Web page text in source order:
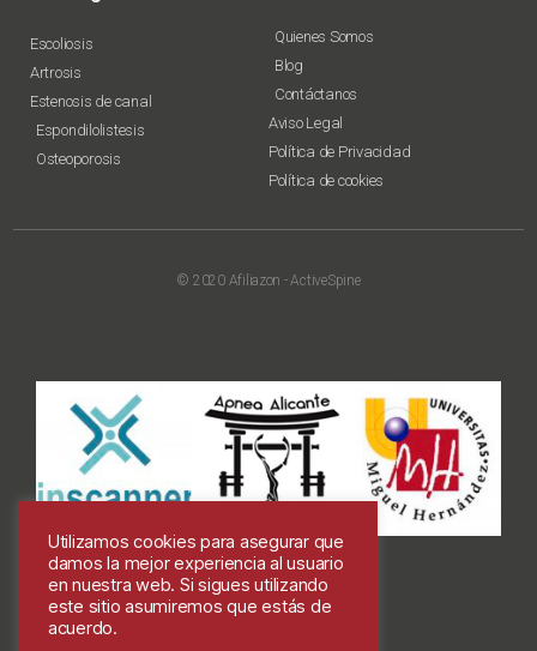
Escoliosis
Artrosis
Estenosis de canal
Espondilolistesis
Osteoporosis
Quienes Somos
Blog
Contáctanos
Aviso Legal
Política de Privacidad
Política de cookies
© 2020 Afiliazon - ActiveSpine
Utilizamos cookies para asegurar que
damos la mejor experiencia al usuario
en nuestra web. Si sigues utilizando
este sitio asumiremos que estás de
acuerdo.